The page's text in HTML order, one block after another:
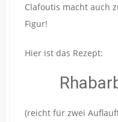
Clafoutis macht auch
Figur!
Hier ist das Rezept:
(reicht für zwei